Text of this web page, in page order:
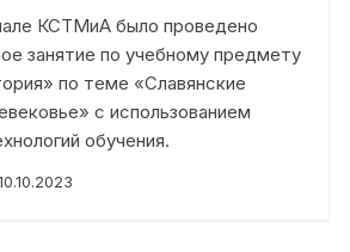
КСТМиА было проведено
занятие по учебному предмету
по теме «Славянские
с использованием
обучения.